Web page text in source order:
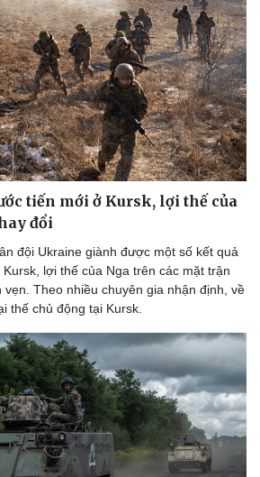
Ô tô - Xe máy
Ô tô
Xe máy
Tư vấn
tiến mới ở Kursk, lợi thế của
đổi
đội Ukraine giành được một số kết quả
lợi thế của Nga trên các mặt trận
vẹn. Theo nhiều chuyên gia nhận định, về
thế chủ động tại Kursk.